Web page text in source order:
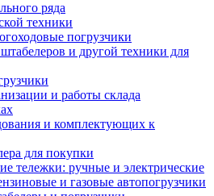
ряда
техники
погрузчики
и другой техники для
и работы склада
и комплектующих к
для покупки
тележки: ручные и электрические
и газовые автопогрузчики